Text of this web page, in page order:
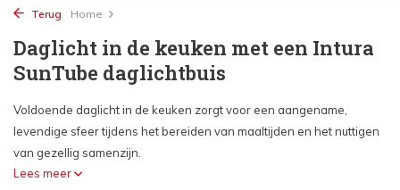
Terug Home
Daglicht in de keuken met een Intura
SunTube daglichtbuis
Voldoende daglicht in de keuken zorgt voor een aangename,
levendige sfeer tijdens het bereiden van maaltijden en het nuttigen
van gezellig samenzijn.
Lees meer